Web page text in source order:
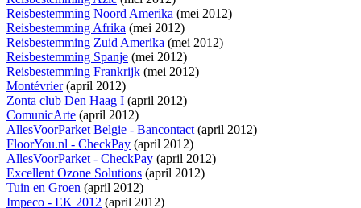
Reisbestemming Noord Amerika (mei 2012)
Reisbestemming Afrika (mei 2012)
Reisbestemming Zuid Amerika (mei 2012)
Reisbestemming Spanje (mei 2012)
Reisbestemming Frankrijk (mei 2012)
Montévrier(april 2012)
Zonta club Den Haag I (april 2012)
ComunicArte (april 2012)
AllesVoorParket Belgie - Bancontact(april 2012)
FloorYou.nl - CheckPay (april 2012)
AllesVoorParket - CheckPay (april 2012)
Excellent Ozone Solutions (april 2012)
Tuin en Groen (april 2012)
Impeco - EK 2012 (april 2012)